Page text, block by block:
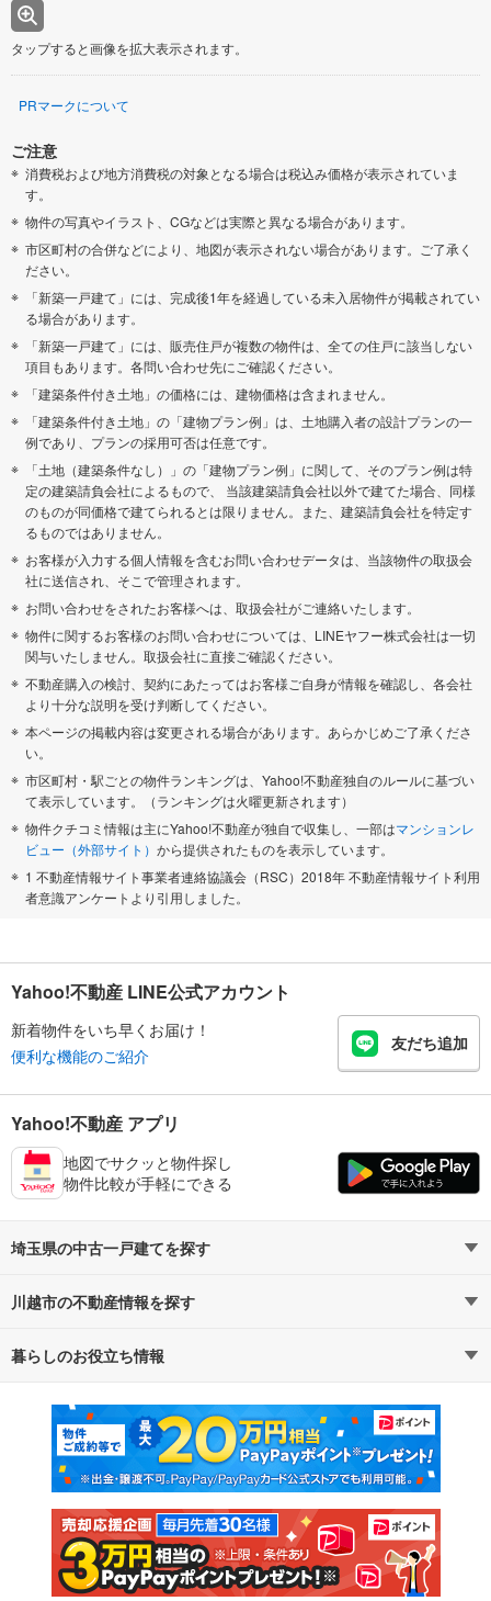
タップすると画像を拡大表示されます。
PRマークについて
ご注意
消費税および地方消費税の対象となる場合は税込み価格が表示されていま
す。
物件の写真やイラスト、CGなどは実際と異なる場合があります。
市区町村の合併などにより、地図が表示されない場合があります。ご了承く
ださい。
「新築一戸建て」には、完成後1年を経過している未入居物件が掲載されてい
る場合があります。
「新築一戸建て」には、販売住戸が複数の物件は、全ての住戸に該当しない
項目もあります。各問い合わせ先にご確認ください。
「建築条件付き土地」の価格には、建物価格は含まれません。
「建築条件付き土地」の「建物プラン例」は、土地購入者の設計プランの一
例であり、プランの採用可否は任意です。
「土地（建築条件なし）」の「建物プラン例」に関して、そのプラン例は特
定の建築請負会社によるもので、 当該建築請負会社以外で建てた場合、同様
のものが同価格で建てられるとは限りません。また、建築請負会社を特定す
るものではありません。
お客様が入力する個人情報を含むお問い合わせデータは、当該物件の取扱会
社に送信され、そこで管理されます。
お問い合わせをされたお客様へは、取扱会社がご連絡いたします。
物件に関するお客様のお問い合わせについては、LINEヤフー株式会社は一切
関与いたしません。取扱会社に直接ご確認ください。
不動産購入の検討、契約にあたってはお客様ご自身が情報を確認し、各会社
より十分な説明を受け判断してください。
本ページの掲載内容は変更される場合があります。あらかじめご了承くださ
い。
市区町村・駅ごとの物件ランキングは、Yahoo!不動産独自のルールに基づい
て表示しています。（ランキングは火曜更新されます）
物件クチコミ情報は主にYahoo!不動産が独自で収集し、一部はマンションレ
ビュー（外部サイト） から提供されたものを表示しています。
1 不動産情報サイト事業者連絡協議会（RSC）2018年 不動産情報サイト利用
者意識アンケートより引用しました。
Yahoo!不動産 LINE公式アカウント
新着物件をいち早くお届け！
便利な機能のご紹介
友だち追加
Yahoo!不動産 アプリ
地図でサクッと物件探し
物件比較が手軽にできる
埼玉県の中古一戸建てを探す
路線・駅から探す
通勤・通学時間から探す
川越市の不動産情報を探す
不動産・住宅
新築マンション 中古マンション
新築一戸建て 中古一戸建て
注文住宅 土地
売却査定
暮らしのお役立ち情報
マンションカタログ 教えて！住まいの先生